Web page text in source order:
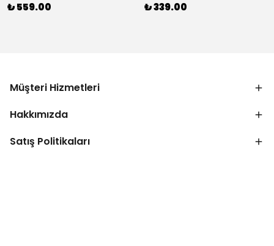
₺ 559.00 ₺ 339.00
Müşteri Hizmetleri
Hakkımızda
Satış Politikaları